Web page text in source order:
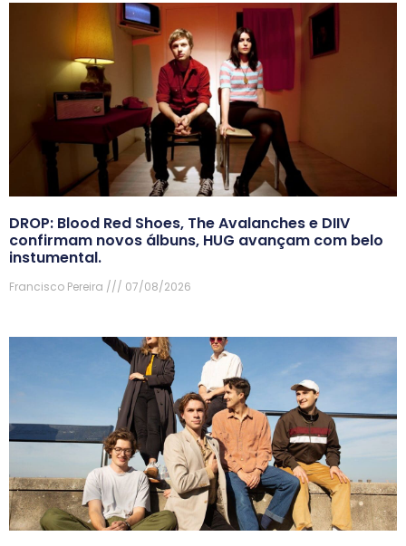
DROP: Blood Red Shoes, The Avalanches e DIIV
confirmam novos álbuns, HUG avançam com belo
instumental.
Francisco Pereira 07/08/2026